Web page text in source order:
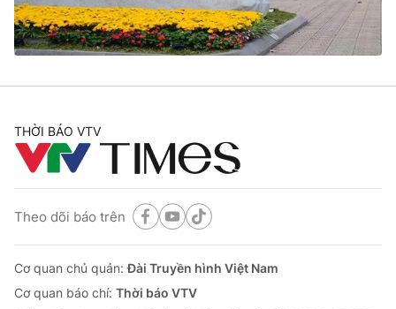
THỜI BÁO VTV
Theo dõi báo trên
Cơ quan chủ quản:Đài Truyền hình Việt Nam
Cơ quan báo chí: Thời báo VTV